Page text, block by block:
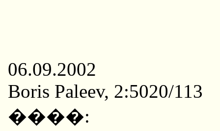
06.09.2002
Boris Paleev, 2:5020/113
����: